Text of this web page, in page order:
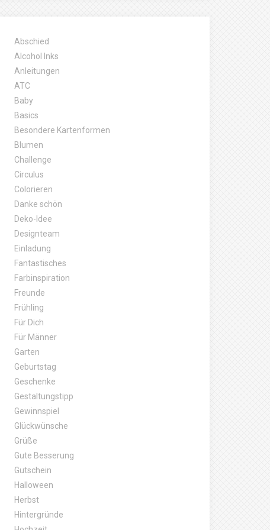
Abschied
Alcohol Inks
Anleitungen
ATC
Baby
Basics
Besondere Kartenformen
Blumen
Challenge
Circulus
Colorieren
Danke schön
Deko-Idee
Designteam
Einladung
Fantastisches
Farbinspiration
Freunde
Frühling
Für Dich
Für Männer
Garten
Geburtstag
Geschenke
Gestaltungstipp
Gewinnspiel
Glückwünsche
Grüße
Gute Besserung
Gutschein
Halloween
Herbst
Hintergründe